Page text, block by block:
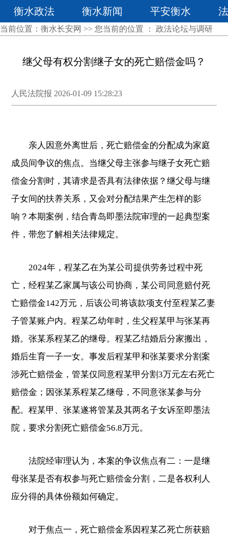
衡水政法 衡水新闻 平安衡水
当前位置： 衡水长安网 >> 您当前的位置 ： 政法论坛与调研
继父母有权分割继子女的死亡赔偿金吗？
人民法院报 2026-01-09 15:28:23
亲人因意外离世后，死亡赔偿金的分配成为家庭
成员间争议的焦点。当继父母主张参与继子女死亡赔
偿金分割时，其请求是否具有法律依据？继父母与继
子女间的扶养关系，又会对分配结果产生怎样的影
响？本期案例，结合青岛即墨法院审理的一起典型案
件，带您了解相关法律规定。
2024年，程某乙在为某公司提供劳务过程中死
亡，经程某乙家属与该公司协商，某公司同意赔付死
亡赔偿金142万元，后该公司将该款项支付至程某乙妻
子管某账户内。程某乙幼年时，生父程某甲与张某再
婚。张某系程某乙的继母。程某乙结婚后分家搬出，
婚后生育一子一女。事发后程某甲和张某要求分割案
涉死亡赔偿金，管某仅同意程某甲分割3万元左右死亡
赔偿金；因张某系程某乙继母，不同意张某参与分
配。程某甲、张某遂将管某及其两名子女诉至即墨法
院，要求分割死亡赔偿金56.8万元。
法院经审理认为，本案的争议焦点有二：一是继
母张某是否有权参与死亡赔偿金分割，二是各权利人
应分得的具体份额如何确定。
对于焦点一，死亡赔偿金系因程某乙死亡所获赔